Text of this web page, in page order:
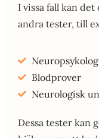
I vissa fall kan
andra tester, till
Blodprover
Neurologisk
Dessa tester kan